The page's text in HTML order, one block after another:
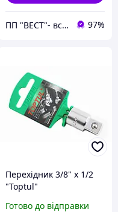
ПП "ВЕСТ"- все для зварки, спецодяг та взуття, пожежна безпека, покрівельні матеріали. 97%
Перехідник 3/8" х 1/2
"Toptul"
Готово до відправки